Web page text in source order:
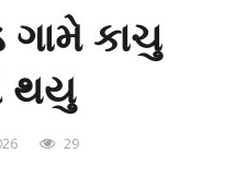
ગામે કાચુ
થયુ
29